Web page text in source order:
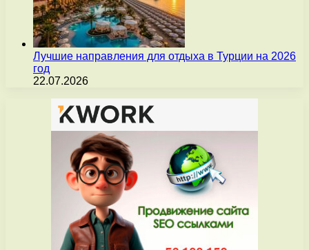
Лучшие направления для отдыха в Турции на 2026
год
22.07.2026